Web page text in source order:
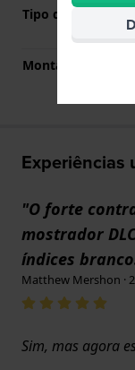
Tipo de montagem
Montagem Reta
Experiências
"O forte
mostrador
índices
Matthew Mershon ·
Sim, mas agora